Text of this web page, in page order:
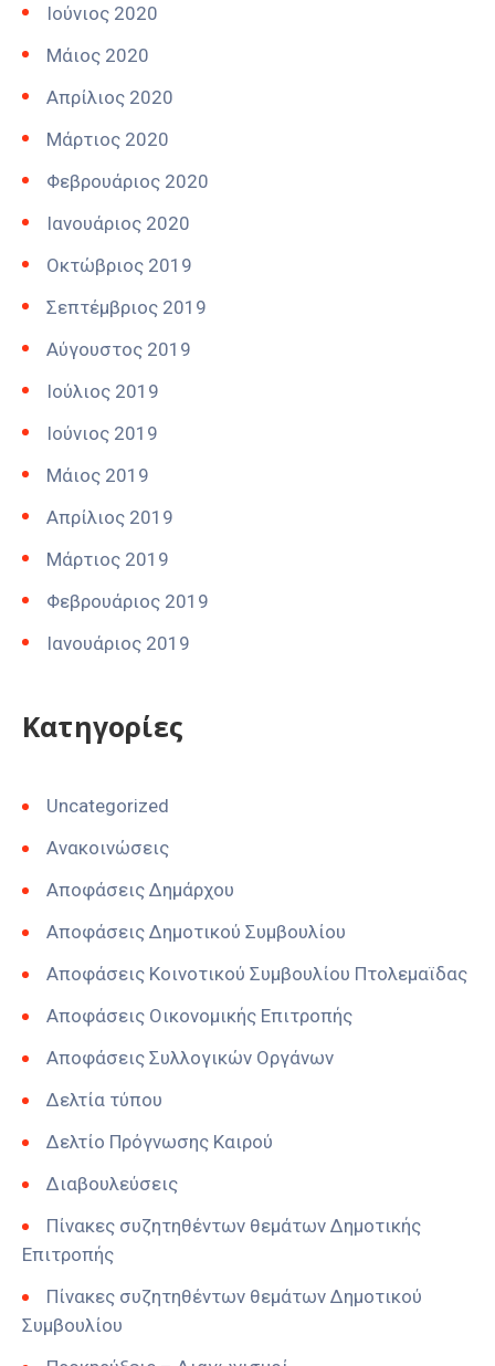
Ιούνιος 2020
Μάιος 2020
Απρίλιος 2020
Μάρτιος 2020
Φεβρουάριος 2020
Ιανουάριος 2020
Οκτώβριος 2019
Σεπτέμβριος 2019
Αύγουστος 2019
Ιούλιος 2019
Ιούνιος 2019
Μάιος 2019
Απρίλιος 2019
Μάρτιος 2019
Φεβρουάριος 2019
Ιανουάριος 2019
Kατηγορίες
Uncategorized
Ανακοινώσεις
Αποφάσεις Δημάρχου
Αποφάσεις Δημοτικού Συμβουλίου
Αποφάσεις Κοινοτικού Συμβουλίου Πτολεμαϊδας
Αποφάσεις Οικονομικής Επιτροπής
Αποφάσεις Συλλογικών Οργάνων
Δελτία τύπου
Δελτίο Πρόγνωσης Καιρού
Διαβουλεύσεις
Πίνακες συζητηθέντων θεμάτων Δημοτικής
Επιτροπής
Πίνακες συζητηθέντων θεμάτων Δημοτικού
Συμβουλίου